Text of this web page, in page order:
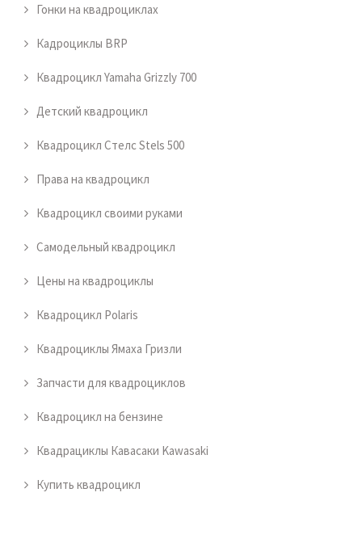
Гонки на квадроциклах
Кадроциклы BRP
Квадроцикл Yamaha Grizzly 700
Детский квадроцикл
Квадроцикл Стелс Stels 500
Права на квадроцикл
Квадроцикл своими руками
Самодельный квадроцикл
Цены на квадроциклы
Квадроцикл Polaris
Квадроциклы Ямаха Гризли
Запчасти для квадроциклов
Квадроцикл на бензине
Квадрациклы Кавасаки Kawasaki
Купить квадроцикл